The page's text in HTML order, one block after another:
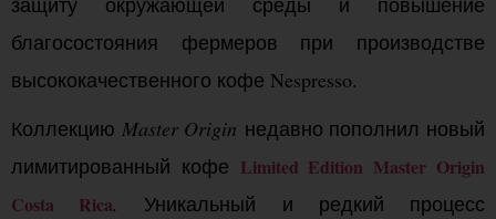
благосостояния фермеров при производстве
высококачественного кофе Nespresso.
Коллекцию Master Origin недавно пополнил новый
лимитированный кофе Limited Edition Master Origin
Costa Rica. Уникальный и редкий процесс